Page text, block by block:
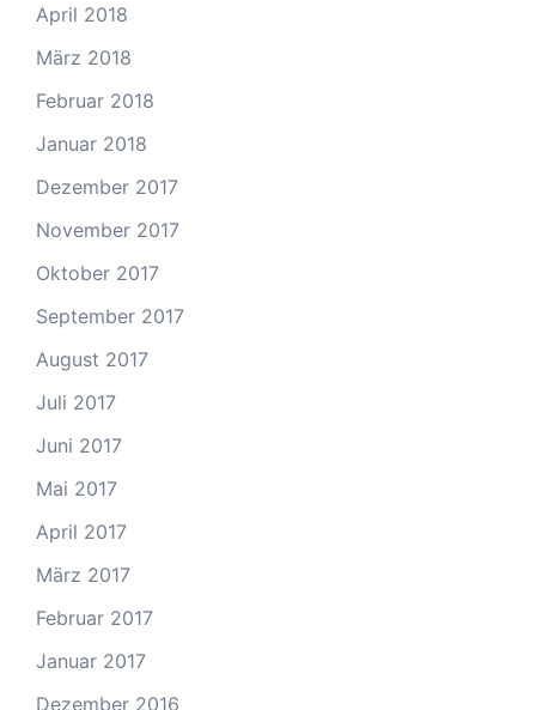
April 2018
März 2018
Februar 2018
Januar 2018
Dezember 2017
November 2017
Oktober 2017
September 2017
August 2017
Juli 2017
Juni 2017
Mai 2017
April 2017
März 2017
Februar 2017
Januar 2017
Dezember 2016